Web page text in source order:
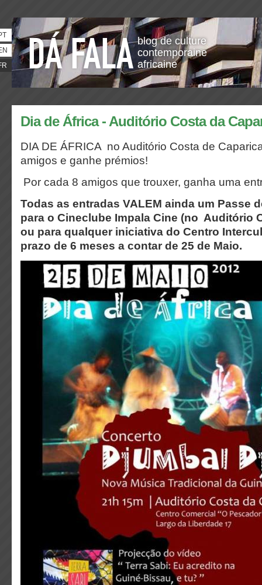
blog de culture
contemporaine
africaine
Dia de África - Auditório Costa da
DIA DE ÁFRICA no Auditório Costa de
amigos e ganhe prémios!
Por cada 8 amigos que trouxer, ganha uma
Todas as entradas VALEM ainda um Passe
para o Cineclube Impala Cine (no Auditório
ou para qualquer iniciativa do Centro
prazo de 6 meses a contar de 25 de Maio.